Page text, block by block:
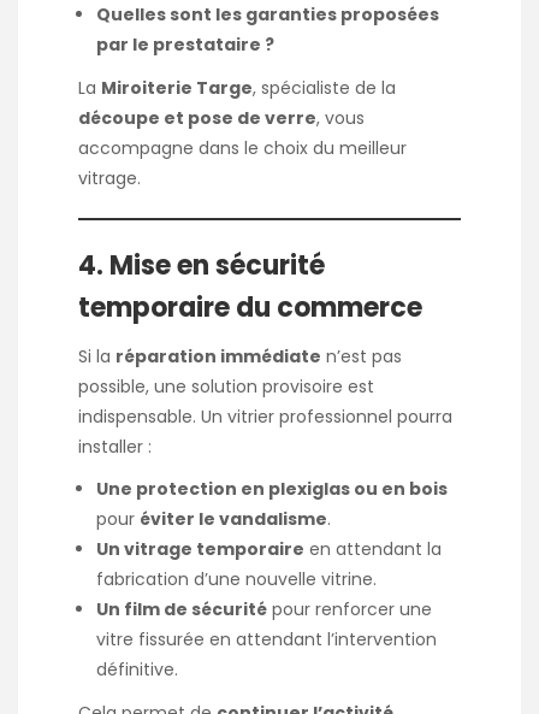
Quelles sont les garanties proposées
par le prestataire ?
La Miroiterie Targe, spécialiste de la
découpe et pose de verre, vous
accompagne dans le choix du meilleur
vitrage.
4. Mise en sécurité
temporaire du commerce
Si la réparation immédiate n’est pas
possible, une solution provisoire est
indispensable. Un vitrier professionnel pourra
installer :
Une protection en plexiglas ou en bois
pour éviter le vandalisme.
Un vitrage temporaire en attendant la
fabrication d’une nouvelle vitrine.
Un film de sécurité pour renforcer une
vitre fissurée en attendant l’intervention
définitive.